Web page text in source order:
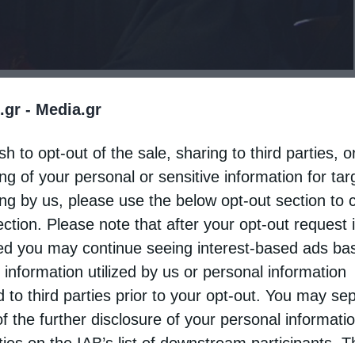
- Media.gr
to opt-out of the sale, sharing to third parties,
of your personal or sensitive information for
by us, please use the below opt-out section to
Please note that after your opt-out request
you may continue seeing interest-based ads
information utilized by us or personal information
to third parties prior to your opt-out. You may
the further disclosure of your personal
on the IAB’s list of downstream participants.
μοναχής, πραγματοποιήθηκε την Κυριακή 29
Εδέσσης από τον Μητροπολίτη Εδέσσης,
έλαβαν μέρος ο Πρωτοσύγκελλος της
αριθμός κληρικών, ενώ παρέστη
τη Μητρόπολη Εδέσσης, όσο και από
τόνισε, ότι θα πρέπει ως πρώτη της Μονής